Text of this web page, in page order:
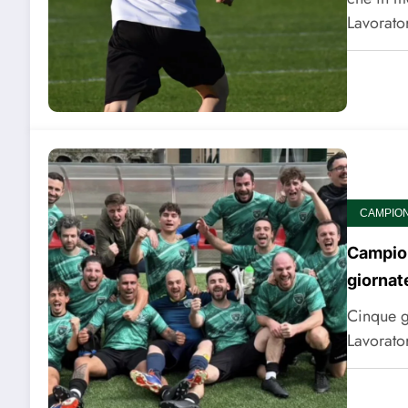
Cinque